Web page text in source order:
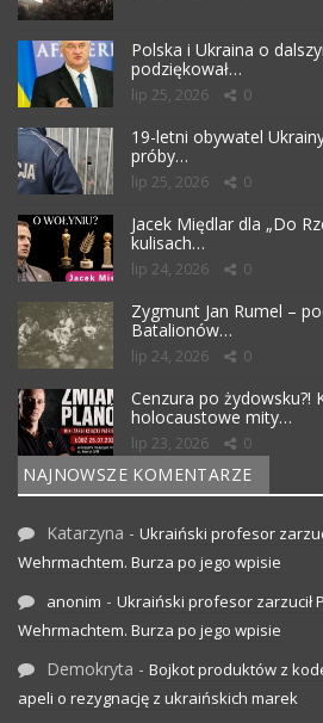
Polska i Ukraina o
podziękował…
lip 25, 2026 0
19-letni obywatel
próby…
lip 25, 2026 0
Jacek Międlar dla „Do
kulisach…
lip 24, 2026 0
Zygmunt Jan Rumel –
Batalionów…
lip 24, 2026 0
Cenzura po żydowsku?!
holocaustowe mity…
lip 23, 2026 0
NAJNOWSZE KOMENTARZE
Katarzyna - Ukraiński profesor
Wehrmachtem. Burza po jego wpisie
anonim - Ukraiński profesor zarzucił
Wehrmachtem. Burza po jego wpisie
Demokryta - Bojkot produktów z
apeli o rezygnację z ukraińskich marek